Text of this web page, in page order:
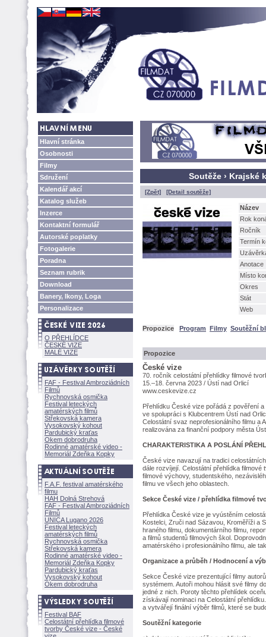
Hlavní stránka
Osobnosti
Filmy
Sdružení
Kalendář akcí
Katalog služeb
Inzerce
Kontaktní formulář
Autorské poplatky
Fotogalerie
Poradna
Seznam rubrik
Download
Banery, Ikony, Loga
Personalizace
O PŘEHLÍDCE
ČESKÉ VIZE
MALÉ VIZE
FAF - Festival Ambroziádních
Filmů
Rychnovská osmička
Festival leteckých
amatérských filmů
Střekovská kamera
Vysokovský kohout
Pardubický kraťas
Okem dobrodruha
Rodinné amatérské video -
Memoriál Zdeňka Kopky
F.A.F. festival amatérského
filmu
HAH Dolná Strehov
FAF - Festival Ambroziádních
Filmů
UNICA Lugano 2026
Festival leteckých
amatérských filmů
Rychnovská osmička
Střekovská kamera
Rodinné amatérské video -
Memoriál Zdeňka Kopky
Pardubický kraťas
Vysokovský kohout
Okem dobrodruha
Festival BAF
Celostátní přehlídka filmové
tvorby České vize - České
Soutěže › Krajské
[Zpět] [Detail soutěže]
Název
Rok
Ročník
Termín
Anotace
Místo
Okres
Stát
Web
Propozice Program Filmy Soutěžní
Propozice
České vize
70. ročník celostátní přehlídky filmové
15.–18. června 2023 / Ústí nad Orlicí
www.ceskevize.cz
Přehlídku České vize pořádá z pověření
ve spolupráci s Klubcentrem Ústí nad
Celostátní svaz neprofesionálního filmu a
realizována za finanční podpory města
CHARAKTERISTIKA A POSLÁNÍ
České vize navazují na tradici
dále rozvíjejí. Celostátní přehlídka
filmové výchovy, studentského,
filmu ve všech jeho oblastech.
Sekce České vize / přehlídka filmové
Přehlídka České vize je vyústěním
Kostelci, Zruči nad Sázavou, Kroměříži a
hraného filmu, dokumentárního filmu,
a filmů studentů filmových škol.
amatérského i profesionálního filmu, ale
Organizace a průběh / Hodnocení a
Sekce České vize prezentující filmy
systémem. Autoři mohou hlásit své filmy
jedné z nich. Poroty těchto přehlídek
získávají nominaci na Celostátní
a vytvářejí finální výběr filmů, které se
Soutěžní kategorie